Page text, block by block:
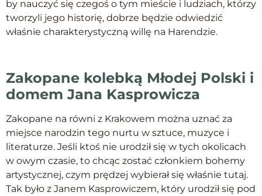
by nauczyć się czegoś o tym mieście i ludziach, którzy
tworzyli jego historię, dobrze będzie odwiedzić
właśnie charakterystyczną willę na Harendzie.
Zakopane kolebką Młodej Polski i
domem Jana Kasprowicza
Zakopane na równi z Krakowem można uznać za
miejsce narodzin tego nurtu w sztuce, muzyce i
literaturze. Jeśli ktoś nie urodził się w tych okolicach
w owym czasie, to chcąc zostać członkiem bohemy
artystycznej, czym prędzej wybierał się właśnie tutaj.
Tak było z Janem Kasprowiczem, który urodził się pod